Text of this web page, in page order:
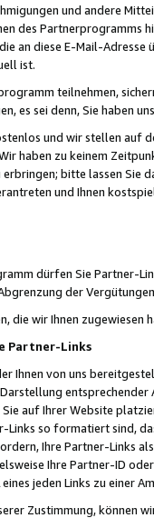
und andere
des Partnerprogramms
an diese E-Mail-
ist.
teilnehmen,
es sei denn, Sie haben
und wir stellen auf
haben zu keinem
bitte lassen Sie
und Ihnen
dürfen Sie Partner-
der
die wir Ihnen zugewiesen
Partner-Links
Ihnen von uns
auf Ihrer Website
Links so formatiert sind,
Ihre Partner-Links
Ihre Partner-ID
jeden Links zu einer
Zustimmung, können